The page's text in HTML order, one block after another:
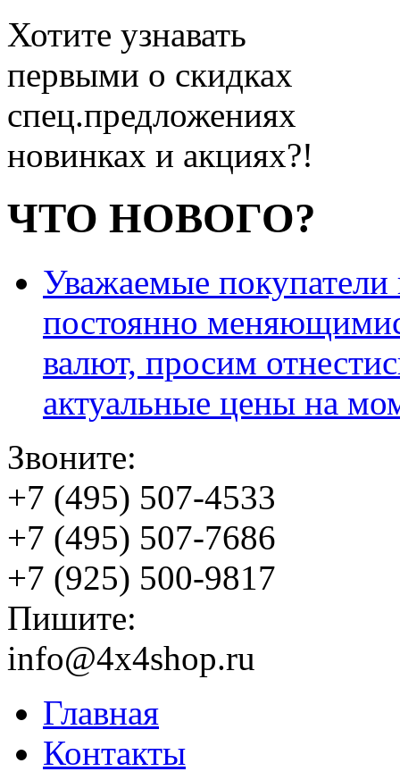
Хотите узнавать
первыми о скидках
спец.предложениях
новинках и акциях?!
ЧТО НОВОГО?
Уважаемые
постоянно
валют, просим
актуальные цены на
Звоните:
+7 (495) 507-4533
+7 (495) 507-7686
+7 (925) 500-9817
Пишите:
info@4x4shop.ru
Главная
Контакты